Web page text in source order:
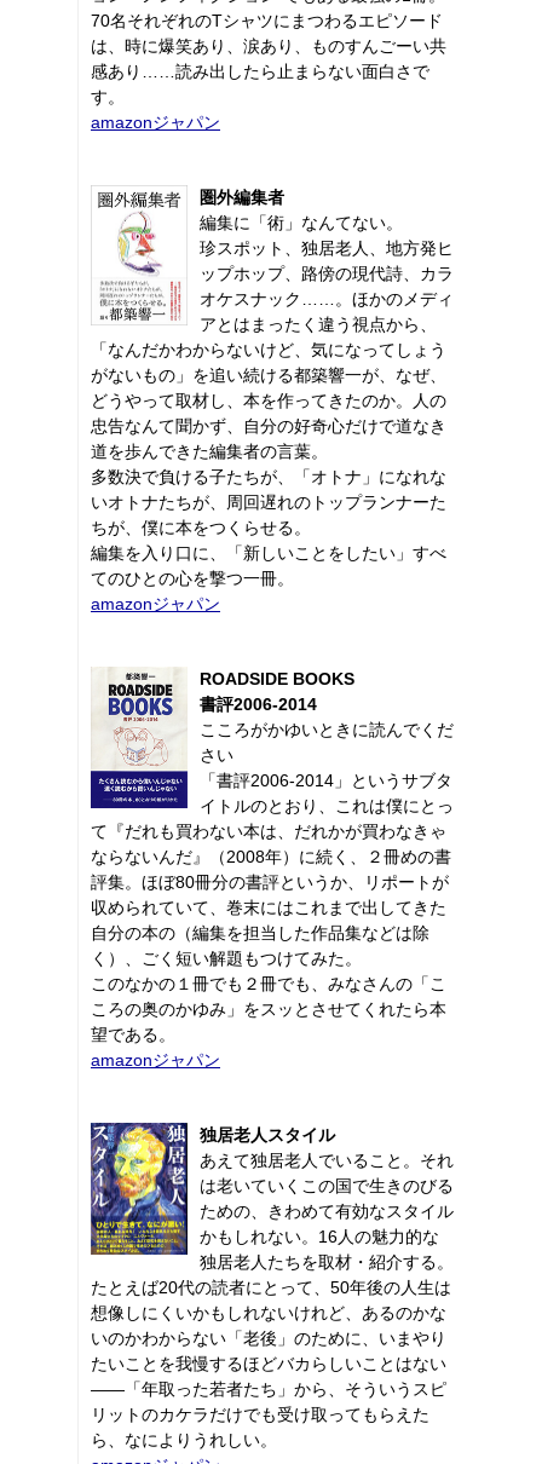
70名それぞれのTシャツにまつわるエピソード
は、時に爆笑あり、涙あり、ものすんごーい共
感あり……読み出したら止まらない面白さで
す。
amazonジャパン
圏外編集者
編集に「術」なんてない。
珍スポット、独居老人、地方発ヒ
ップホップ、路傍の現代詩、カラ
オケスナック……。ほかのメディ
アとはまったく違う視点から、
「なんだかわからないけど、気になってしょう
がないもの」を追い続ける都築響一が、なぜ、
どうやって取材し、本を作ってきたのか。人の
忠告なんて聞かず、自分の好奇心だけで道なき
道を歩んできた編集者の言葉。
多数決で負ける子たちが、「オトナ」になれな
いオトナたちが、周回遅れのトップランナーた
ちが、僕に本をつくらせる。
編集を入り口に、「新しいことをしたい」すべ
てのひとの心を撃つ一冊。
amazonジャパン
ROADSIDE BOOKS
書評2006-2014
こころがかゆいときに読んでくだ
さい
「書評2006-2014」というサブタ
イトルのとおり、これは僕にとっ
て『だれも買わない本は、だれかが買わなきゃ
ならないんだ』（2008年）に続く、２冊めの書
評集。ほぼ80冊分の書評というか、リポートが
収められていて、巻末にはこれまで出してきた
自分の本の（編集を担当した作品集などは除
く）、ごく短い解題もつけてみた。
このなかの１冊でも２冊でも、みなさんの「こ
ころの奥のかゆみ」をスッとさせてくれたら本
望である。
amazonジャパン
独居老人スタイル
あえて独居老人でいること。それ
は老いていくこの国で生きのびる
ための、きわめて有効なスタイル
かもしれない。16人の魅力的な
独居老人たちを取材・紹介する。
たとえば20代の読者にとって、50年後の人生は
想像しにくいかもしれないけれど、あるのかな
いのかわからない「老後」のために、いまやり
たいことを我慢するほどバカらしいことはない
――「年取った若者たち」から、そういうスピ
リットのカケラだけでも受け取ってもらえた
ら、なによりうれしい。